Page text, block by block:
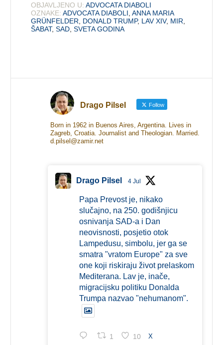
OBJAVLJENO U: ADVOCATA DIABOLI
OZNAKE: ADVOCATA DIABOLI ,ANNA MARIA
GRÜNFELDER
DONALD TRUMP, LAV XIV, MIR
ŠABAT,SAD ,SVETA GODINA
Drago Pilsel Follow
Born in 1962 in Buenos Aires, Argentina. Lives in
Zagreb, Croatia. Journalist and Theologian. Married.
d.pilsel@zamir.net
Drago Pilsel 4 Jul
Papa Prevost je, nikako
slučajno, na 250. godišnjicu
osnivanja SAD-a i Dan
neovisnosti, posjetio otok
Lampedusu, simbolu, jer ga se
smatra "vratom Europe" za sve
one koji riskiraju život prelaskom
Mediterana. Lav je, inače,
migracijsku politiku Donalda
Trumpa nazvao "nehumanom".
1 10 X